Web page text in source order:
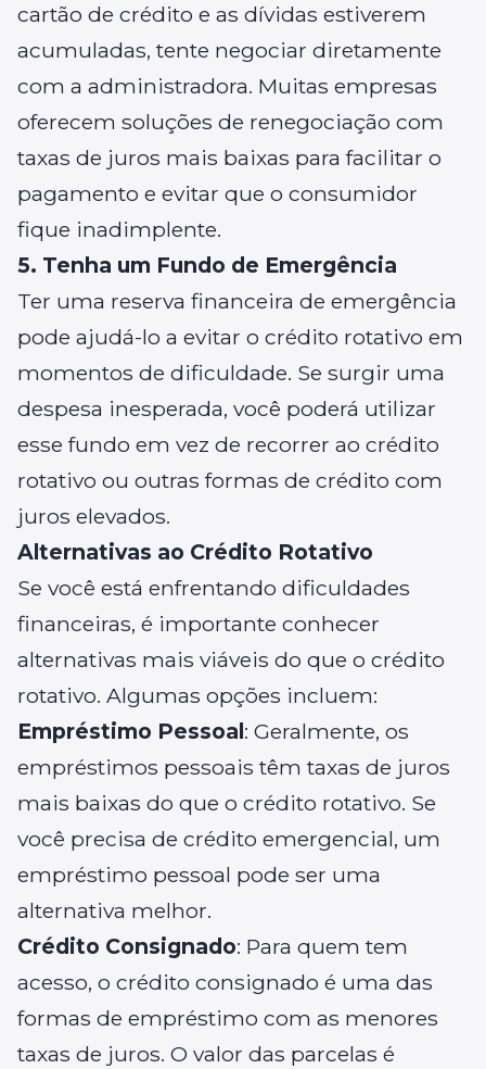
cartão de crédito e as dívidas estiverem
acumuladas, tente negociar diretamente
com a administradora. Muitas empresas
oferecem soluções de renegociação com
taxas de juros mais baixas para facilitar o
pagamento e evitar que o consumidor
fique inadimplente.
5. Tenha um Fundo de Emergência
Ter uma reserva financeira de emergência
pode ajudá-lo a evitar o crédito rotativo em
momentos de dificuldade. Se surgir uma
despesa inesperada, você poderá utilizar
esse fundo em vez de recorrer ao crédito
rotativo ou outras formas de crédito com
juros elevados.
Alternativas ao Crédito Rotativo
Se você está enfrentando dificuldades
financeiras, é importante conhecer
alternativas mais viáveis do que o crédito
rotativo. Algumas opções incluem:
Empréstimo Pessoal: Geralmente, os
empréstimos pessoais têm taxas de juros
mais baixas do que o crédito rotativo. Se
você precisa de crédito emergencial, um
empréstimo pessoal pode ser uma
alternativa melhor.
Crédito Consignado: Para quem tem
acesso, o crédito consignado é uma das
formas de empréstimo com as menores
taxas de juros. O valor das parcelas é